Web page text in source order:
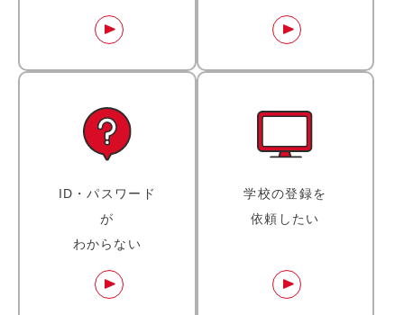
ID・パスワード
が
わからない
学校の登録を
依頼したい